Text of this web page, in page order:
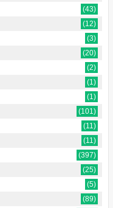
(43)
(12)
(3)
(20)
(2)
(1)
(1)
(101)
(11)
(11)
(397)
(25)
(5)
(89)